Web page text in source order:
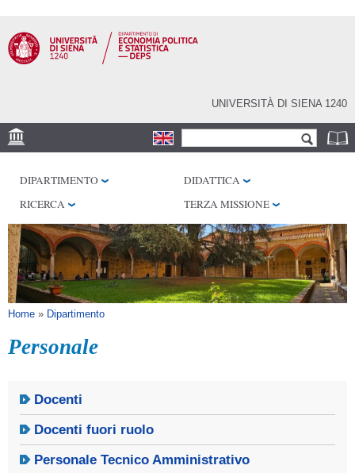
contenuto
principale
UNIVERSITÀ DI SIENA 1240
Form di ricerca
CENTRI DI RICERCA
BIBLIOTECHE
SERVIZI
SEM
DIPARTIMENTO
DIDATTICA
RICERCA
TERZA MISSIONE
Tu sei qui
Home » Dipartimento
Personale
Docenti
Docenti fuori ruolo
Personale Tecnico Amministrativo